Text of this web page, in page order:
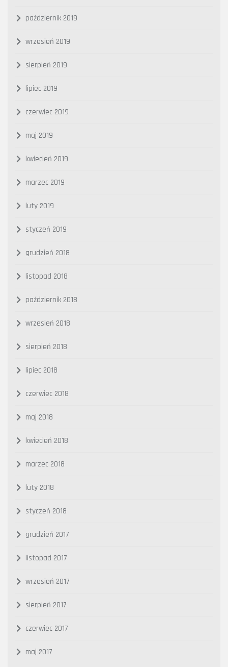
październik 2019
wrzesień 2019
sierpień 2019
lipiec 2019
czerwiec 2019
maj 2019
kwiecień 2019
marzec 2019
luty 2019
styczeń 2019
grudzień 2018
listopad 2018
październik 2018
wrzesień 2018
sierpień 2018
lipiec 2018
czerwiec 2018
maj 2018
kwiecień 2018
marzec 2018
luty 2018
styczeń 2018
grudzień 2017
listopad 2017
wrzesień 2017
sierpień 2017
czerwiec 2017
maj 2017